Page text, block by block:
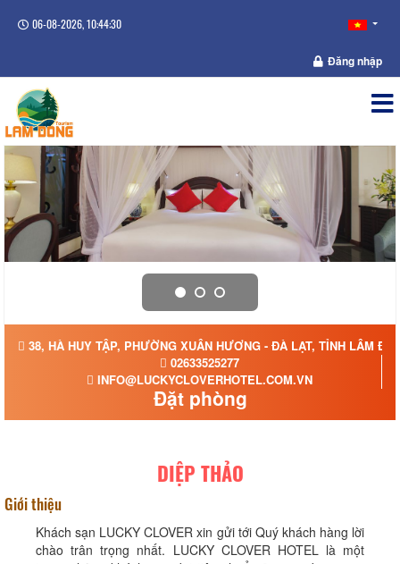
06-08-2026, 10:44:31
Đăng nhập
38, HÀ HUY TẬP, PHƯỜNG XUÂN HƯƠNG - ĐÀ LẠT, TỈNH LÂM
02633525277
INFO@LUCKYCLOVERHOTEL.COM.VN
Đặt phòng
DIỆP THẢO
Giới thiệu
Khách sạn LUCKY CLOVER xin gửi tới Quý khách hàng lời
chào trân trọng nhất. LUCKY CLOVER HOTEL là một